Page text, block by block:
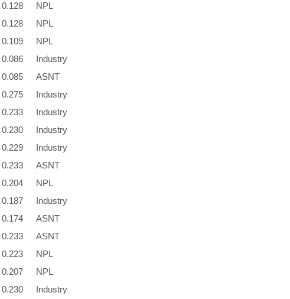
0.128
NPL
0.128
NPL
0.109
NPL
0.086
Industry
0.085
ASNT
0.275
Industry
0.233
Industry
0.230
Industry
0.229
Industry
0.233
ASNT
0.204
NPL
0.187
Industry
0.174
ASNT
0.233
ASNT
0.223
NPL
0.207
NPL
0.230
Industry